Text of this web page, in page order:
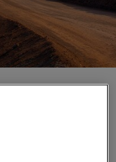
Südspitze
Kilometer langer